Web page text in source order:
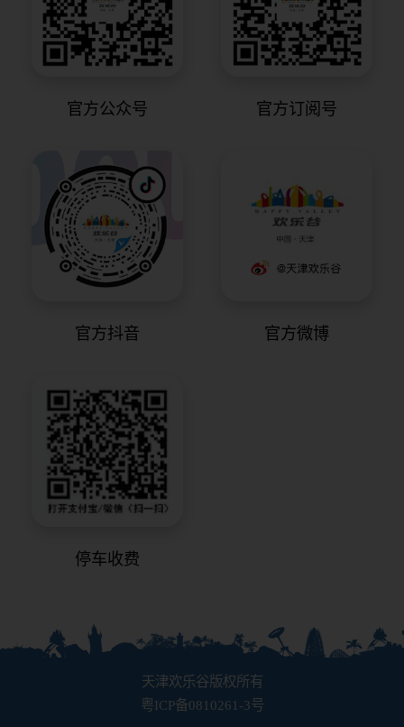
官方公众号 官方订阅号
官方抖音 官方微博
停车收费
天津欢乐谷版权所有
粤ICP备0810261-3号